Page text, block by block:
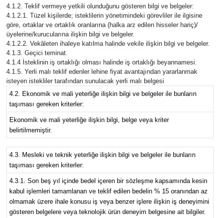
4.1.2. Teklif vermeye yetkili olunduğunu gösteren bilgi ve belgeler:
4.1.2.1. Tüzel kişilerde; isteklilerin yönetimindeki görevliler ile ilgisine
göre, ortaklar ve ortaklık oranlarına (halka arz edilen hisseler hariç)/
üyelerine/kurucularına ilişkin bilgi ve belgeler.
4.1.2.2. Vekâleten ihaleye katılma halinde vekile ilişkin bilgi ve belgeler.
4.1.3. Geçici teminat.
4.1.4 İsteklinin iş ortaklığı olması halinde iş ortaklığı beyannamesi.
4.1.5. Yerli malı teklif edenler lehine fiyat avantajından yararlanmak
isteyen istekliler tarafından sunulacak yerli malı belgesi
4.2. Ekonomik ve mali yeterliğe ilişkin bilgi ve belgeler ile bunların
taşıması gereken kriterler:
Ekonomik ve mali yeterliğe ilişkin bilgi, belge veya kriter
belirtilmemiştir.
4.3. Mesleki ve teknik yeterliğe ilişkin bilgi ve belgeler ile bunların
taşıması gereken kriterler:
4.3.1. Son beş yıl içinde bedel içeren bir sözleşme kapsamında kesin
kabul işlemleri tamamlanan ve teklif edilen bedelin % 15 oranından az
olmamak üzere ihale konusu iş veya benzer işlere ilişkin iş deneyimini
gösteren belgelere veya teknolojik ürün deneyim belgesine ait bilgiler.